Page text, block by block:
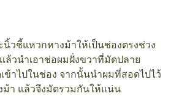
นิ้วชี้แหวกหางม้าให้เป็นช่องตรงช่วง
ล้วนำเอาช่อผมฝั่งขวาที่มัดปลาย
เข้าไปในช่อง จากนั้นนำผมที่สอดไปไว้
ม้า แล้วจึงมัดรวมกันให้แน่น